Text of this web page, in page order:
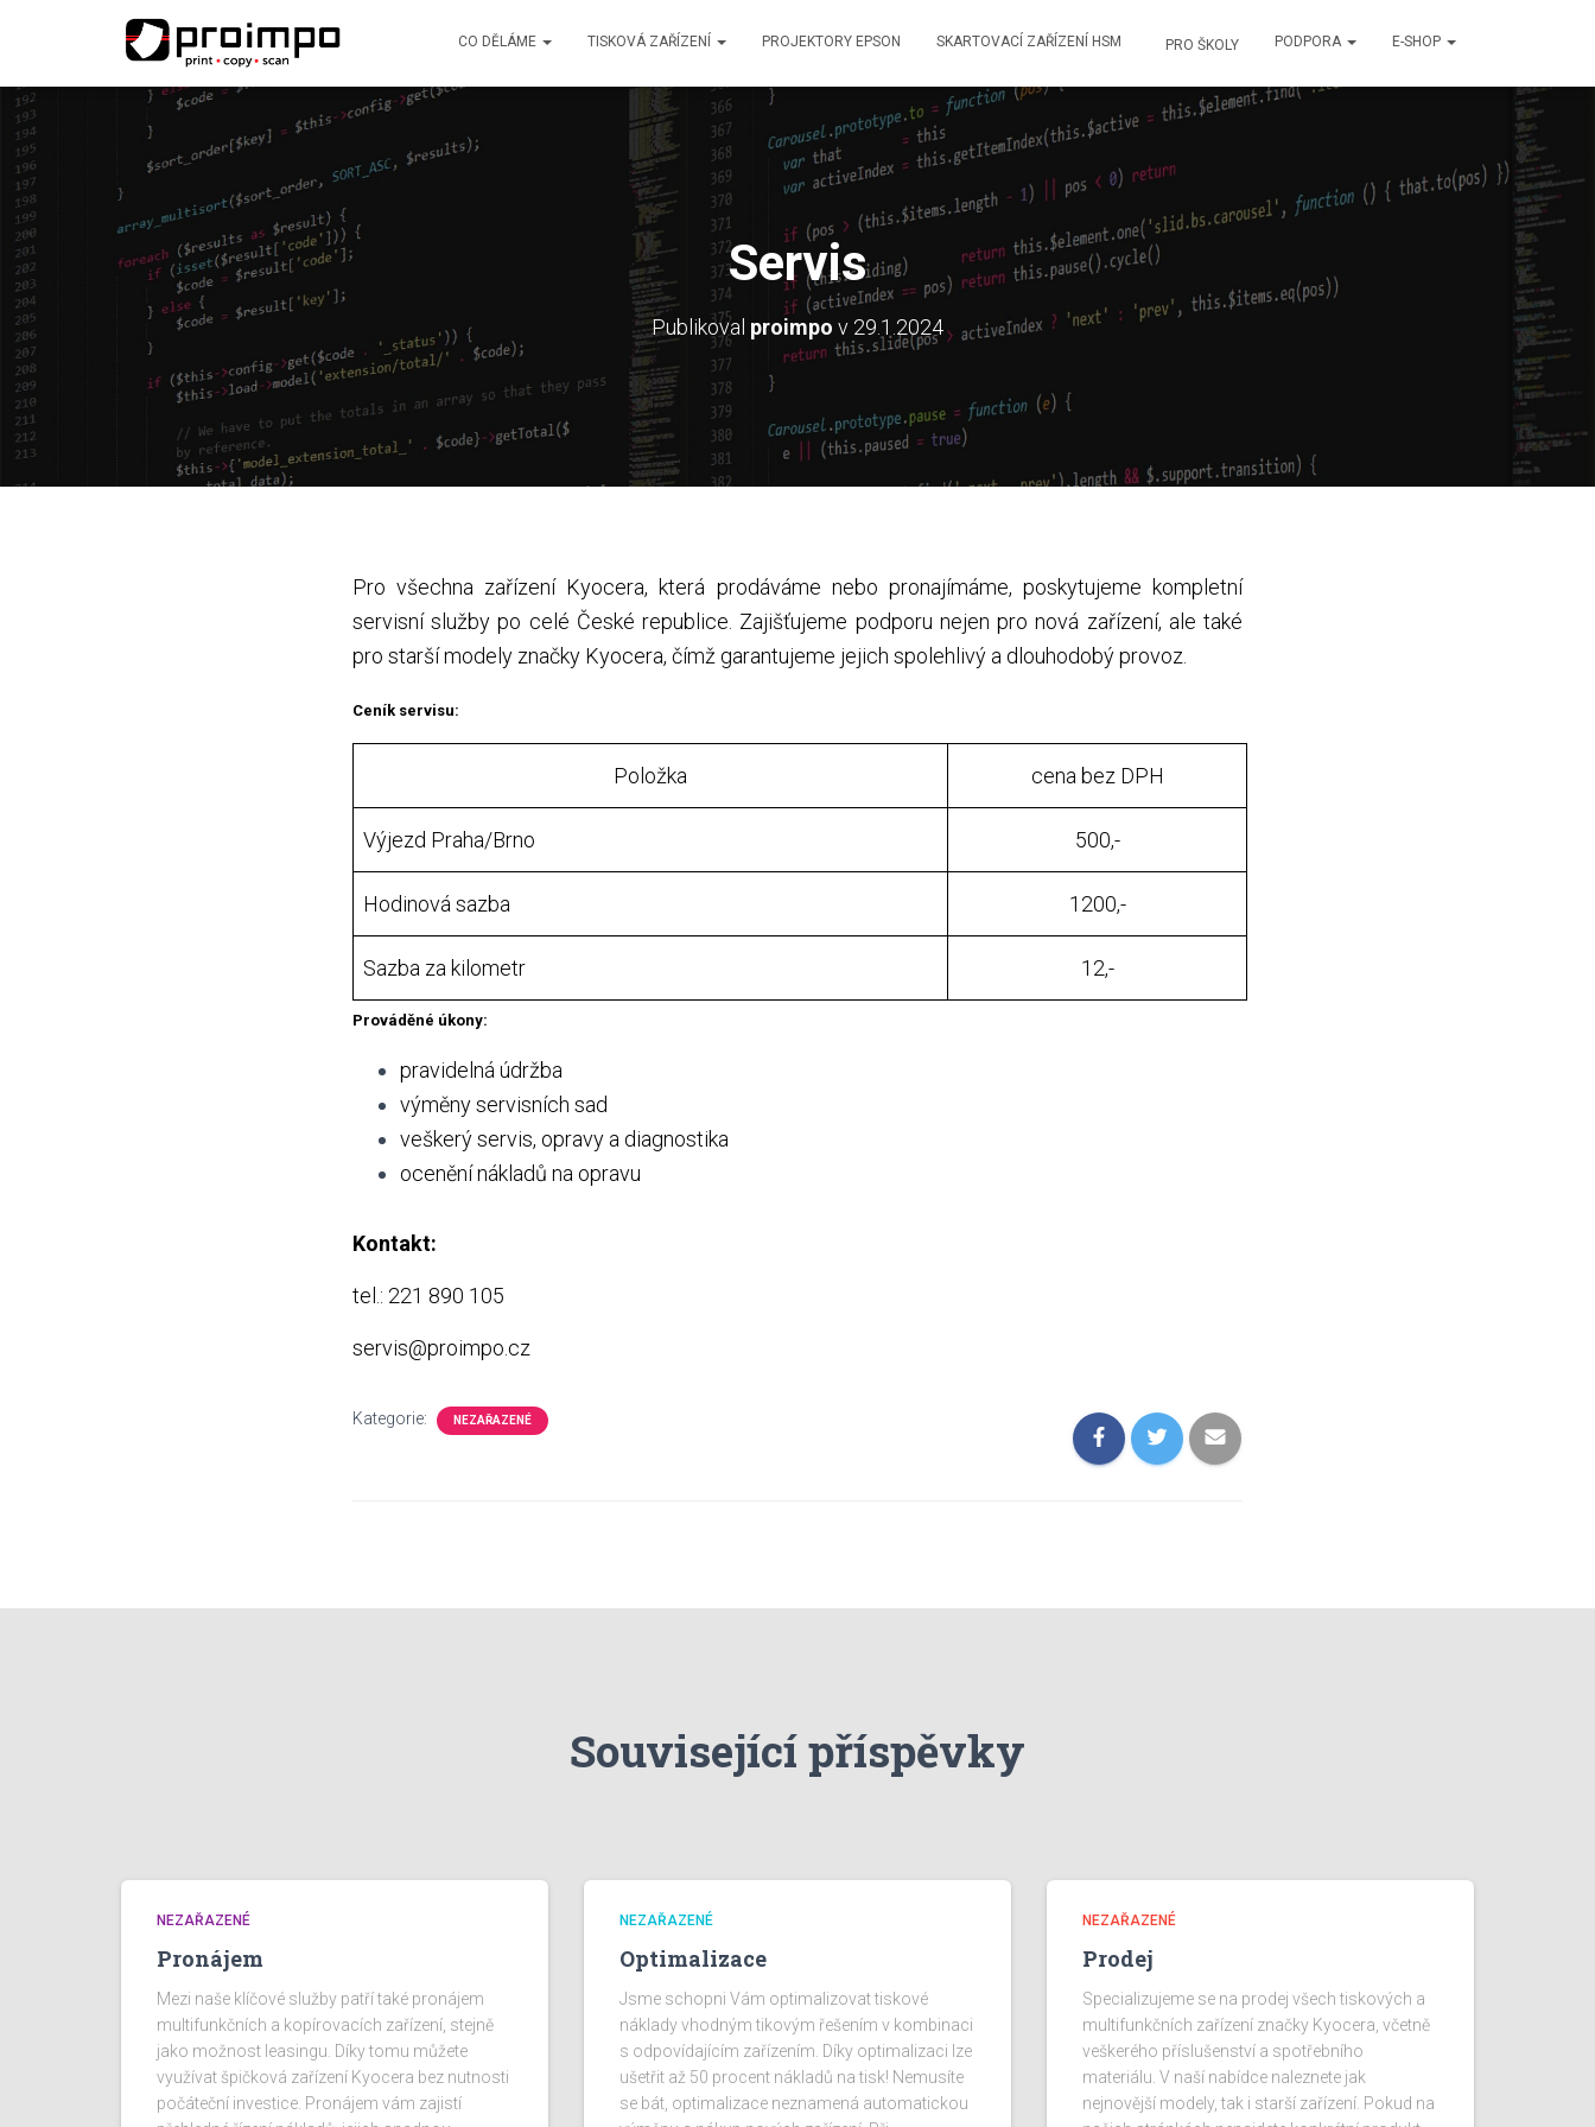
CO DĚLÁME TISKOVÁ ZAŘÍZENÍ PROJEKTORY EPSON SKARTOVACÍ ZAŘÍZENÍ HSM PRO ŠKOLY PODPORA E-SHOP
Servis
Publikoval proimpo v 29.1.2024
Pro všechna zařízení Kyocera, která prodáváme nebo pronajímáme, poskytujeme kompletní
servisní služby po celé České republice. Zajišťujeme podporu nejen pro nová zařízení, ale také
pro starší modely značky Kyocera, čímž garantujeme jejich spolehlivý a dlouhodobý provoz.
Ceník servisu:
Položka cena bez DPH
Výjezd Praha/Brno 500,-
Hodinová sazba 1200,-
Sazba za kilometr 12,-
Prováděné úkony:
pravidelná údržba
výměny servisních sad
veškerý servis, opravy a diagnostika
ocenění nákladů na opravu
Kontakt:
tel.: 221 890 105
servis@proimpo.cz
Kategorie: NEZAŘAZENÉ
Související příspěvky
NEZAŘAZENÉ
Pronájem
Mezi naše klíčové služby patří také pronájem
multifunkčních a kopírovacích zařízení, stejně
jako možnost leasingu. Díky tomu můžete
využívat špičková zařízení Kyocera bez nutnosti
počáteční investice. Pronájem vám zajistí
NEZAŘAZENÉ
Optimalizace
Jsme schopni Vám optimalizovat tiskové
náklady vhodným tikovým řešením v kombinaci
s odpovídajícím zařízením. Díky optimalizaci lze
ušetřit až 50 procent nákladů na tisk! Nemusíte
se bát, optimalizace neznamená automatickou
NEZAŘAZENÉ
Prodej
Specializujeme se na prodej všech tiskových a
multifunkčních zařízení značky Kyocera, včetně
veškerého příslušenství a spotřebního
materiálu. V naší nabídce naleznete jak
nejnovější modely, tak i starší zařízení. Pokud na